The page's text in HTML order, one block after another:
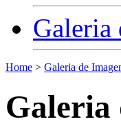
Galeria
Home > Galeria de
Galeria